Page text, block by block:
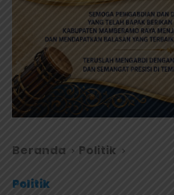
Beranda Politik
Politik